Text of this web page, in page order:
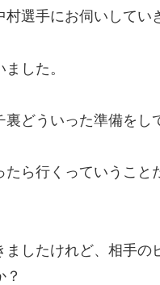
選手にお伺いしてい
した。
裏どういった準備をし
たら行くっていうこ
ましたけれど、相手
？